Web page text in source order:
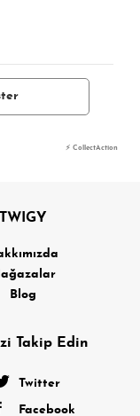
⚡ CollectAction
TWIGY
Blog
Takip Edin
Twitter
Facebook